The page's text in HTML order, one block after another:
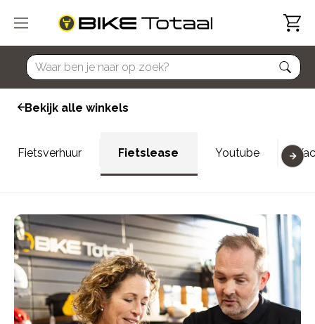
home
Bekijk alle winkels
Fietsverhuur Fietslease Youtube